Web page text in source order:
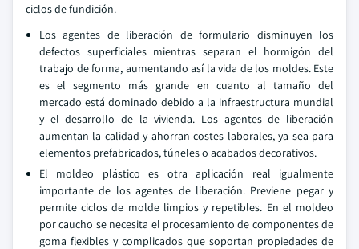
ciclos de fundición.
Los agentes de liberación de formulario disminuyen los
defectos superficiales mientras separan el hormigón del
trabajo de forma, aumentando así la vida de los moldes. Este
es el segmento más grande en cuanto al tamaño del
mercado está dominado debido a la infraestructura mundial
y el desarrollo de la vivienda. Los agentes de liberación
aumentan la calidad y ahorran costes laborales, ya sea para
elementos prefabricados, túneles o acabados decorativos.
El moldeo plástico es otra aplicación real igualmente
importante de los agentes de liberación. Previene pegar y
permite ciclos de molde limpios y repetibles. En el moldeo
por caucho se necesita el procesamiento de componentes de
goma flexibles y complicados que soportan propiedades de